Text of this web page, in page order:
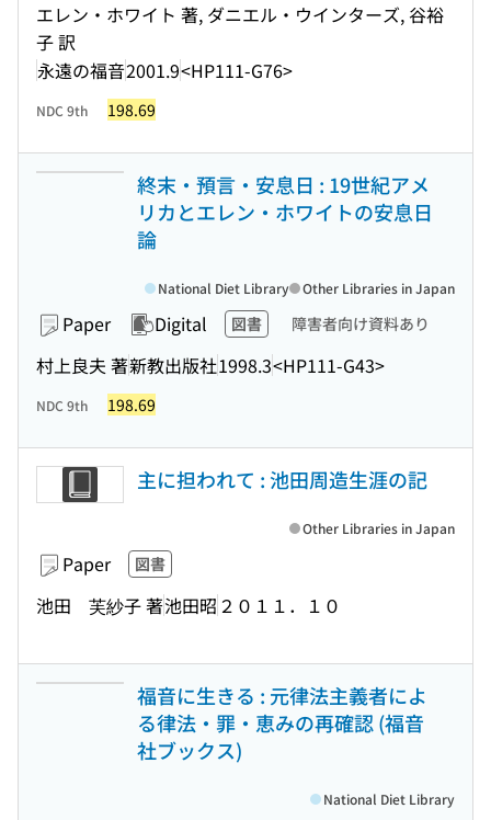
エレン・ホワイト 著, ダニエル・ウインターズ, 谷裕
子 訳
永遠の福音2001.9<HP111-G76>
NDC 9th 198.69
終末・預言・安息日 : 19世紀アメ
リカとエレン・ホワイトの安息日
論
Paper Digital 図書 障害者向け資料あり
村上良夫 著新教出版社1998.3<HP111-G43>
National Diet Library Other Libraries in Japan
NDC 9th 198.69
主に担われて : 池田周造生涯の記
Paper 図書
池田 芙紗子 著池田昭 ２０１１．１０
Other Libraries in Japan
福音に生きる : 元律法主義者によ
る律法・罪・恵みの再確認 (福音
社ブックス)
National Diet Library